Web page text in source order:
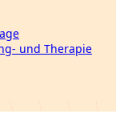
und Therapie